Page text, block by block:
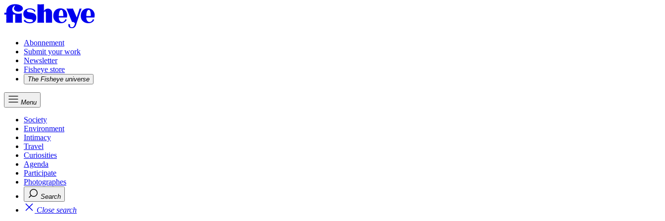
Abonnement
Submit your work
Newsletter
Fisheye store
The Fisheye universe
Menu
Society
Environment
Intimacy
Travel
Curiosities
Agenda
Participate
Photographes
Search
Close search